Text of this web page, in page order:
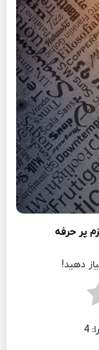
پر حرفه
دهید!
4